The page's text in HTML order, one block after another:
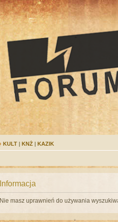
KULT | KNŻ | KAZIK
Informacja
Nie masz uprawnień do używania